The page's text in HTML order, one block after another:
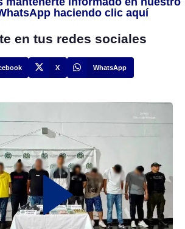
haciendo clic aquí
en tus redes sociales
X WhatsApp